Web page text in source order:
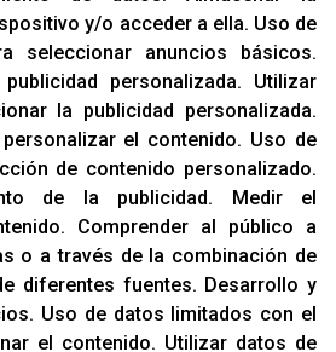
y/o acceder a ella. Uso de
seleccionar anuncios básicos.
personalizada. Utilizar
la publicidad personalizada.
el contenido. Uso de
de contenido personalizado.
de la publicidad. Medir el
. Comprender al público a
o a través de la combinación de
diferentes fuentes. Desarrollo y
. Uso de datos limitados con el
el contenido. Utilizar datos de